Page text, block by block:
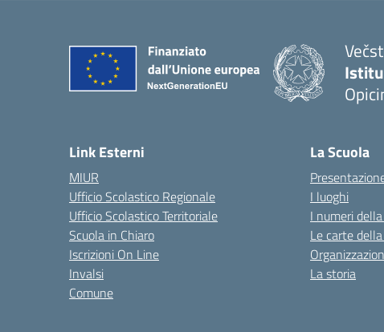
Link Esterni
MIUR
Ufficio Scolastico Regionale
Ufficio Scolastico Territoriale
Scuola in Chiaro
Iscrizioni On Line
Invalsi
Comune
La Scuola
I luoghi
I numeri
Le carte
La storia